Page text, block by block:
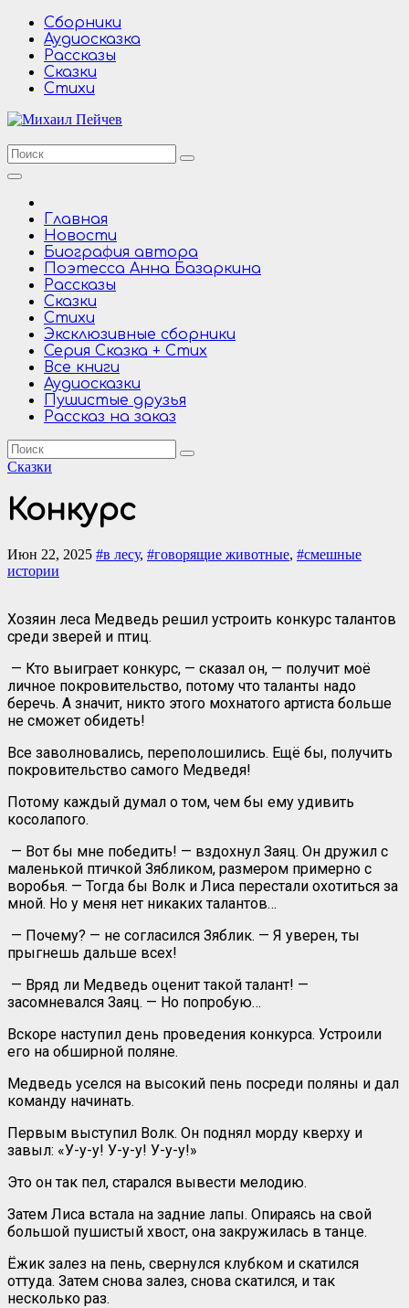
Перейти
содержимому
Сборники
Аудиосказка
Рассказы
Сказки
Стихи
Главная
Новости
Биография автора
Поэтесса Анна Базаркина
Рассказы
Сказки
Стихи
Эксклюзивные сборники
Серия Сказка + Стих
Все книги
Аудиосказки
Пушистые друзья
Рассказ на заказ
Сказки
Конкурс
Июн 22, 2025 #в лесу, #говорящие животные, #смешные
истории
Хозяин леса Медведь решил устроить конкурс талантов
среди зверей и птиц.
— Кто выиграет конкурс, — сказал он, — получит моё
личное покровительство, потому что таланты надо
беречь. А значит, никто этого мохнатого артиста больше
не сможет обидеть!
Все заволновались, переполошились. Ещё бы, получить
покровительство самого Медведя!
Потому каждый думал о том, чем бы ему удивить
косолапого.
— Вот бы мне победить! — вздохнул Заяц. Он дружил с
маленькой птичкой Зябликом, размером примерно с
воробья. — Тогда бы Волк и Лиса перестали охотиться за
мной. Но у меня нет никаких талантов…
— Почему? — не согласился Зяблик. — Я уверен, ты
прыгнешь дальше всех!
— Вряд ли Медведь оценит такой талант! —
засомневался Заяц. — Но попробую…
Вскоре наступил день проведения конкурса. Устроили
его на обширной поляне.
Медведь уселся на высокий пень посреди поляны и дал
команду начинать.
Первым выступил Волк. Он поднял морду кверху и
завыл: «У-у-у! У-у-у! У-у-у!»
Это он так пел, старался вывести мелодию.
Затем Лиса встала на задние лапы. Опираясь на свой
большой пушистый хвост, она закружилась в танце.
Ёжик залез на пень, свернулся клубком и скатился
оттуда. Затем снова залез, снова скатился, и так
несколько раз.